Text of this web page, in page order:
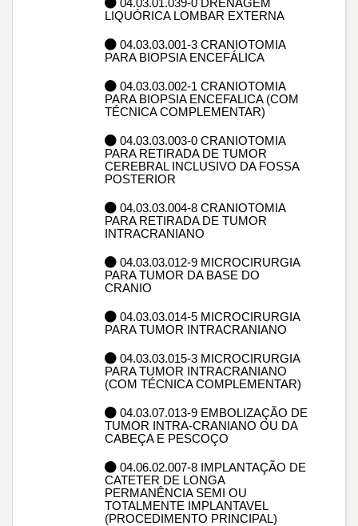
04.03.01.039-0 DRENAGEM
LIQUÓRICA LOMBAR EXTERNA
04.03.03.001-3 CRANIOTOMIA
PARA BIOPSIA ENCEFÁLICA
04.03.03.002-1 CRANIOTOMIA
PARA BIOPSIA ENCEFALICA (COM
TÉCNICA COMPLEMENTAR)
04.03.03.003-0 CRANIOTOMIA
PARA RETIRADA DE TUMOR
CEREBRAL INCLUSIVO DA FOSSA
POSTERIOR
04.03.03.004-8 CRANIOTOMIA
PARA RETIRADA DE TUMOR
INTRACRANIANO
04.03.03.012-9 MICROCIRURGIA
PARA TUMOR DA BASE DO
CRANIO
04.03.03.014-5 MICROCIRURGIA
PARA TUMOR INTRACRANIANO
04.03.03.015-3 MICROCIRURGIA
PARA TUMOR INTRACRANIANO
(COM TÉCNICA COMPLEMENTAR)
04.03.07.013-9 EMBOLIZAÇÃO DE
TUMOR INTRA-CRANIANO OU DA
CABEÇA E PESCOÇO
04.06.02.007-8 IMPLANTAÇÃO DE
CATETER DE LONGA
PERMANÊNCIA SEMI OU
TOTALMENTE IMPLANTAVEL
(PROCEDIMENTO PRINCIPAL)